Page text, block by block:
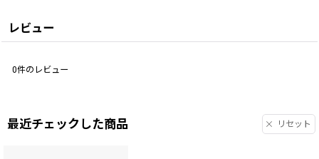
レビュー
0件のレビュー
最近チェックした商品 リセット